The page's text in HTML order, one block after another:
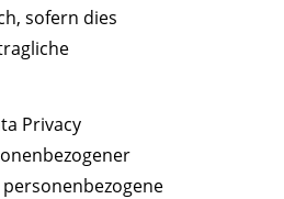
sofern dies
Privacy